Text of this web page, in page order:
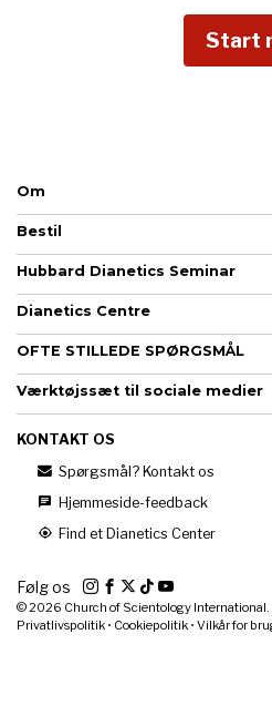
Start
Om
Bestil
Hubbard Dianetics Seminar
Dianetics Centre
OFTE STILLEDE SPØRGSMÅL
Værktøjssæt til sociale medier
KONTAKT OS
Spørgsmål? Kontakt os
Hjemmeside-feedback
Find et Dianetics Center
Følg os
© 2026 Church of Scientology
Privatlivspolitik • Cookiepolitik • Vilkår for